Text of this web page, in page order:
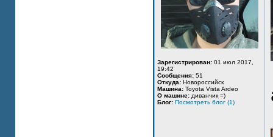
Зарегистрирован: 01 июл 2017,
19:42
Сообщения: 51
Откуда: Новороссийск
Машина: Toyota Vista Ardeo
О машине: диванчик =)
Блог: Посмотреть блог (1)